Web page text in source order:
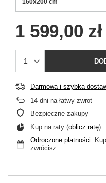
160x200 cm
1 599,00 zł
Darmowa i szybka
14 dni na łatwy zwrot
Bezpieczne zakupy
Kup na raty (oblicz ratę)
Odroczone płatności.
zwrócisz